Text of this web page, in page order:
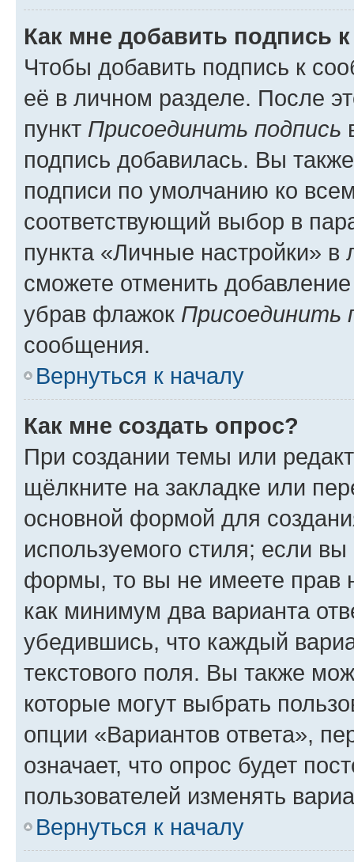
Как мне добавить подпись
Чтобы добавить подпись к
её в личном разделе. После
пункт Присоединить подпись
подпись добавилась. Вы
подписи по умолчанию ко
соответствующий выбор в
пункта «Личные настройки»
сможете отменить
убрав флажок Присоединить
сообщения.
Вернуться к началу
Как мне создать опрос?
При создании темы или
щёлкните на закладке или
основной формой для
используемого стиля; если
формы, то вы не имеете прав
как минимум два варианта
убедившись, что каждый
текстового поля. Вы также
которые могут выбрать
опции «Вариантов ответа»,
означает, что опрос будет
пользователей изменять
Вернуться к началу